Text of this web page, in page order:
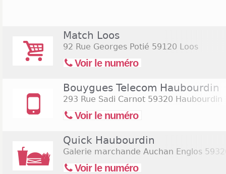
Match Loos
92 Rue Georges Potié 59120 Loos
Voir le numéro
Bouygues Telecom Haubourdin
293 Rue Sadi Carnot 59320 Haubourdin
Voir le numéro
Quick Haubourdin
Galerie marchande Auchan Englos
Voir le numéro